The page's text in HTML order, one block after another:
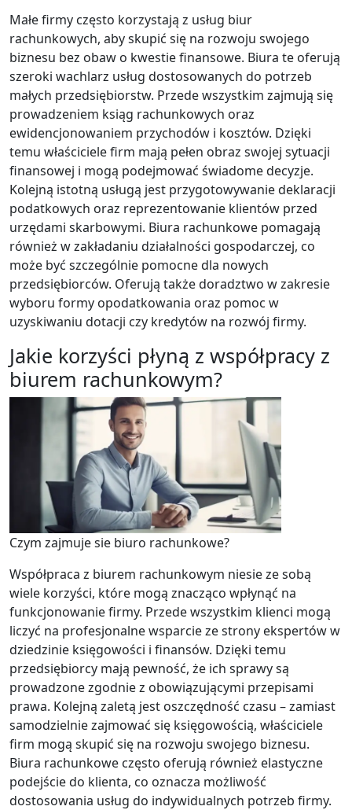
Małe firmy często korzystają z usług biur
rachunkowych, aby skupić się na rozwoju swojego
biznesu bez obaw o kwestie finansowe. Biura te oferują
szeroki wachlarz usług dostosowanych do potrzeb
małych przedsiębiorstw. Przede wszystkim zajmują się
prowadzeniem ksiąg rachunkowych oraz
ewidencjonowaniem przychodów i kosztów. Dzięki
temu właściciele firm mają pełen obraz swojej sytuacji
finansowej i mogą podejmować świadome decyzje.
Kolejną istotną usługą jest przygotowywanie deklaracji
podatkowych oraz reprezentowanie klientów przed
urzędami skarbowymi. Biura rachunkowe pomagają
również w zakładaniu działalności gospodarczej, co
może być szczególnie pomocne dla nowych
przedsiębiorców. Oferują także doradztwo w zakresie
wyboru formy opodatkowania oraz pomoc w
uzyskiwaniu dotacji czy kredytów na rozwój firmy.
Jakie korzyści płyną z współpracy z
biurem rachunkowym?
Czym zajmuje sie biuro rachunkowe?
Współpraca z biurem rachunkowym niesie ze sobą
wiele korzyści, które mogą znacząco wpłynąć na
funkcjonowanie firmy. Przede wszystkim klienci mogą
liczyć na profesjonalne wsparcie ze strony ekspertów w
dziedzinie księgowości i finansów. Dzięki temu
przedsiębiorcy mają pewność, że ich sprawy są
prowadzone zgodnie z obowiązującymi przepisami
prawa. Kolejną zaletą jest oszczędność czasu – zamiast
samodzielnie zajmować się księgowością, właściciele
firm mogą skupić się na rozwoju swojego biznesu.
Biura rachunkowe często oferują również elastyczne
podejście do klienta, co oznacza możliwość
dostosowania usług do indywidualnych potrzeb firmy.